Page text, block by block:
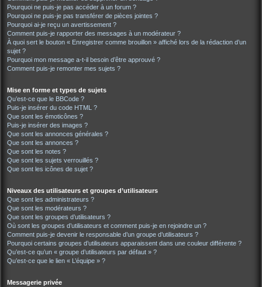
Pourquoi ne puis-je pas accéder à un forum ?
Pourquoi ne puis-je pas transférer de pièces jointes ?
Pourquoi ai-je reçu un avertissement ?
Comment puis-je rapporter des messages à un modérateur ?
À quoi sert le bouton « Enregistrer comme brouillon » affiché lors de la rédaction d’un
sujet ?
Pourquoi mon message a-t-il besoin d’être approuvé ?
Comment puis-je remonter mes sujets ?
Mise en forme et types de sujets
Qu’est-ce que le BBCode ?
Puis-je insérer du code HTML ?
Que sont les émoticônes ?
Puis-je insérer des images ?
Que sont les annonces générales ?
Que sont les annonces ?
Que sont les notes ?
Que sont les sujets verrouillés ?
Que sont les icônes de sujet ?
Niveaux des utilisateurs et groupes d’utilisateurs
Que sont les administrateurs ?
Que sont les modérateurs ?
Que sont les groupes d’utilisateurs ?
Où sont les groupes d’utilisateurs et comment puis-je en rejoindre un ?
Comment puis-je devenir le responsable d’un groupe d’utilisateurs ?
Pourquoi certains groupes d’utilisateurs apparaissent dans une couleur différente ?
Qu’est-ce qu’un « groupe d’utilisateurs par défaut » ?
Qu’est-ce que le lien « L’équipe » ?
Messagerie privée